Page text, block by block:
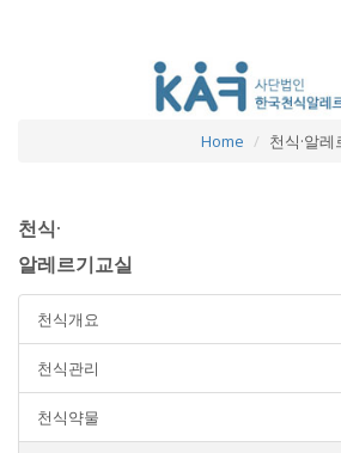
Home
천식·알
천식·
알레르기교실
천식개요
천식관리
천식약물